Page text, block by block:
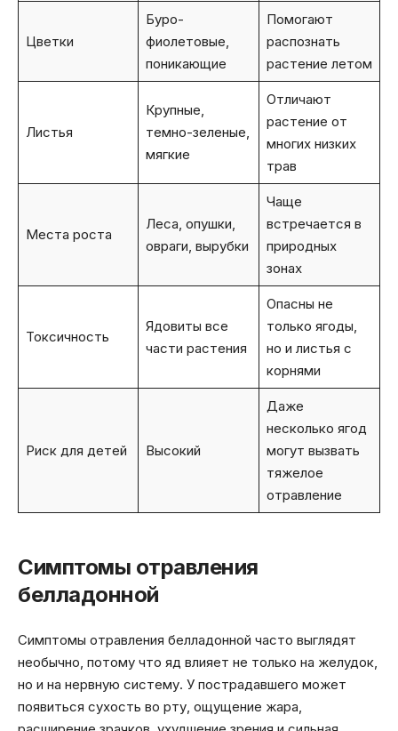
Цветки
Буро-
фиолетовые,
поникающие
Помогают
распознать
растение летом
Листья
Крупные,
темно-зеленые,
мягкие
Отличают
растение от
многих низких
трав
Места роста
Леса, опушки,
овраги, вырубки
Чаще
встречается в
природных
зонах
Токсичность
Ядовиты все
части растения
Опасны не
только ягоды,
но и листья с
корнями
Риск для детей Высокий
Даже
несколько ягод
могут вызвать
тяжелое
отравление
Симптомы отравления
белладонной
Симптомы отравления белладонной часто выглядят
необычно, потому что яд влияет не только на желудок,
но и на нервную систему. У пострадавшего может
появиться сухость во рту, ощущение жара,